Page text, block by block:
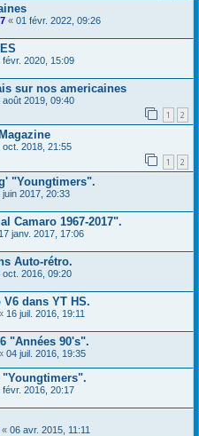
« 01 févr. 2022, 09:26
févr. 2020, 15:09
sur nos americaines
août 2019, 09:40
1 2
oct. 2018, 21:55
1 2
"Youngtimers".
juin 2017, 20:33
Camaro 1967-2017".
17 janv. 2017, 17:06
Auto-rétro.
oct. 2016, 09:20
dans YT HS.
16 juil. 2016, 19:11
"Années 90's".
04 juil. 2016, 19:35
"Youngtimers".
févr. 2016, 20:17
« 06 avr. 2015, 11:11